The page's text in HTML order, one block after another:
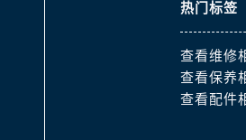
提前预约）
浪琴售后服务中心（需提前预约）
需提前预约）
热门标签
查看维修
查看保养
查看配件